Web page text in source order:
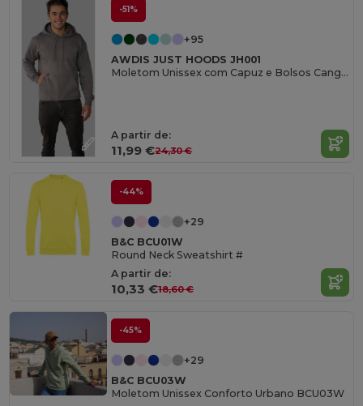
-51%
+95
AWDIS JUST HOODS JH001
Moletom Unissex com Capuz e Bolsos Canguru
A partir de:
11,99 €24,30 €
-44%
+29
B&C BCU01W
Round Neck Sweatshirt #
A partir de:
10,33 €18,60 €
-45%
+29
B&C BCU03W
Moletom Unissex Conforto Urbano BCU03W